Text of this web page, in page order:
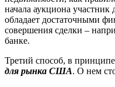
начала аукциона
обладает достаточными
совершения сделки –
банке.
Третий способ, в
для рынка США. О нем